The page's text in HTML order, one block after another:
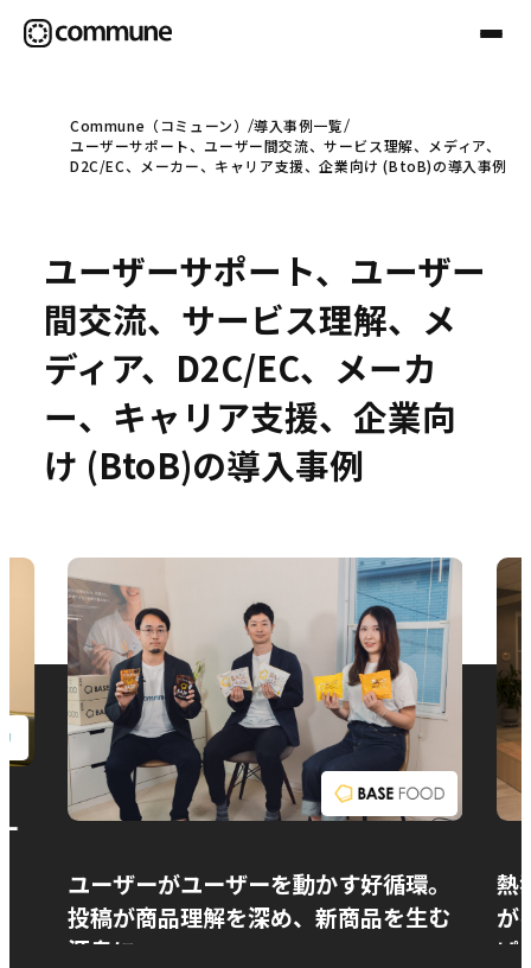
Communeについて
事例
セミナー
お問い合わせ
Commune（コミューン）
導入事例一覧
ユーザーサポート、ユーザー間交流、サービス理解、メディア、
D2C/EC、メーカー、キャリア支援、企業向け (BtoB)の導入事例
ユーザーサポート、ユーザー
間交流、サービス理解、メ
ディア、D2C/EC、メーカ
ー、キャリア支援、企業向
け (BtoB)の導入事例
ユーザーがユーザーを動かす好循環。
投稿が商品理解を深め、新商品を生む
源泉に
熱
が
ぱ